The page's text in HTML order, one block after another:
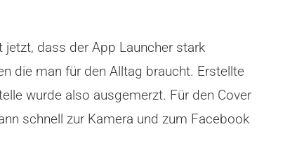
dass der App Launcher stark
die man für den Alltag braucht. Erstellte
wurde also ausgemerzt. Für den Cover
schnell zur Kamera und zum Facebook